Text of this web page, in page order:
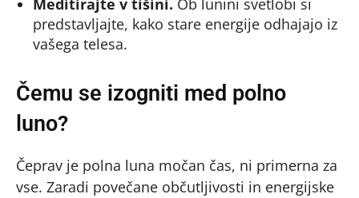
Meditirajte v tišini. Ob lunini svetlobi si
predstavljajte, kako stare energije odhajajo iz
vašega telesa.
Čemu se izogniti med polno
luno?
Čeprav je polna luna močan čas, ni primerna za
vse. Zaradi povečane občutljivosti in energijske